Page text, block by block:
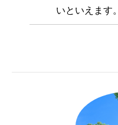
いといえます。